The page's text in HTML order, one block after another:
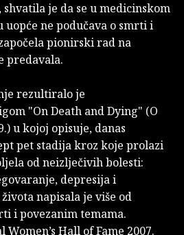
je da se u medicinskom
ne podučava o smrti i
pionirski rad na
predavala.
rezultiralo je
"On Death and Dying" (O
u kojoj opisuje, danas
pet stadija kroz koje prolazi
od neizlječivih bolesti:
depresija i
napisala je više od
i povezanim temama.
Hall of Fame 2007.